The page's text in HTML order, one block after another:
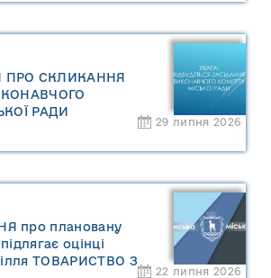
Сарненської
громади»
ПРО СКЛИКАННЯ
РАДИ
29 липня 2026
про плановану
оцінці
ТОВАРИСТВО З
22 липня 2026